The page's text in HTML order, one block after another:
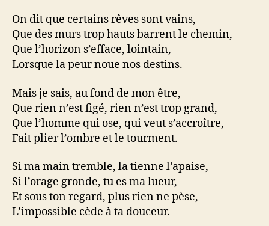
On dit que certains rêves sont vains,
Que des murs trop hauts barrent le chemin,
Que l’horizon s’efface, lointain,
Lorsque la peur noue nos destins.
Mais je sais, au fond de mon être,
Que rien n’est figé, rien n’est trop grand,
Que l’homme qui ose, qui veut s’accroître,
Fait plier l’ombre et le tourment.
Si ma main tremble, la tienne l’apaise,
Si l’orage gronde, tu es ma lueur,
Et sous ton regard, plus rien ne pèse,
L’impossible cède à ta douceur.